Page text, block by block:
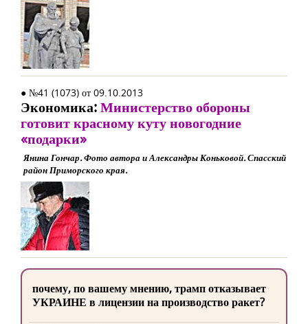
● №41 (1073) от 09.10.2013
Экономика:Министерство обороны
готовит красному куту новогодние
«подарки»
Янина Гончар. Фото автора и Александры Коньковой. Спасский
район Приморского края.
почему, по вашему мнению, трамп отказывает
УКРАИНЕ в лицензии на производство ракет?